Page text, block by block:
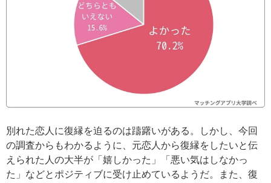
別れた恋人に復縁を迫るのは躊躇いがある。しかし、今回
の調査からもわかるように、元恋人から復縁をしたいと伝
えられた人の大半が「嬉しかった」「悪い気はしなかっ
た」などとポジティブに受け止めているようだ。また、復